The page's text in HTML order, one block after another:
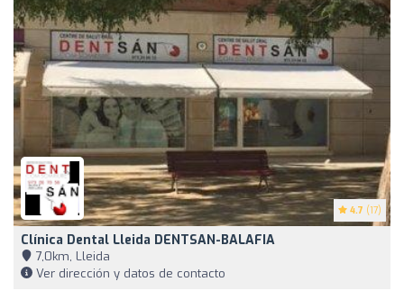
4.7 (17)
Clínica Dental Lleida DENTSAN-BALAFIA
7,0km, Lleida
Ver dirección y datos de contacto